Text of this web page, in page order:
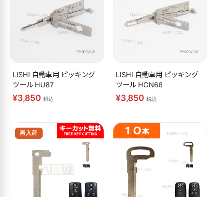
LISHI 自動車用 ピッキング
ツール HU87
¥3,850 税込
LISHI 自動車用 ピッキング
ツール HON66
¥3,850 税込
再入荷